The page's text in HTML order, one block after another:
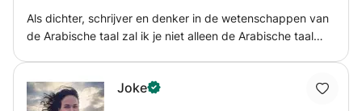
Als dichter, schrijver en denker in de wetenschappen van
de Arabische taal zal ik je niet alleen de Arabische taal
Arabische literatuur en poëzie en hoe om ervan te
genieten, omdat ik geloof dat als je van iets houdt en
Joke